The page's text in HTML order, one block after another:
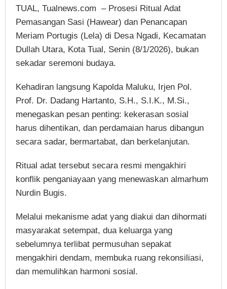
TUAL, Tualnews.com – Prosesi Ritual Adat
Pemasangan Sasi (Hawear) dan Penancapan
Meriam Portugis (Lela) di Desa Ngadi, Kecamatan
Dullah Utara, Kota Tual, Senin (8/1/2026), bukan
sekadar seremoni budaya.
Kehadiran langsung Kapolda Maluku, Irjen Pol.
Prof. Dr. Dadang Hartanto, S.H., S.I.K., M.Si.,
menegaskan pesan penting: kekerasan sosial
harus dihentikan, dan perdamaian harus dibangun
secara sadar, bermartabat, dan berkelanjutan.
Ritual adat tersebut secara resmi mengakhiri
konflik penganiayaan yang menewaskan almarhum
Nurdin Bugis.
Melalui mekanisme adat yang diakui dan dihormati
masyarakat setempat, dua keluarga yang
sebelumnya terlibat permusuhan sepakat
mengakhiri dendam, membuka ruang rekonsiliasi,
dan memulihkan harmoni sosial.